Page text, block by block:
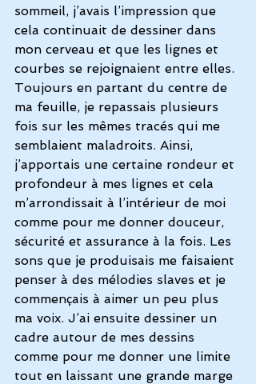
sommeil, j’avais l’impression que
cela continuait de dessiner dans
mon cerveau et que les lignes et
courbes se rejoignaient entre elles.
Toujours en partant du centre de
ma feuille, je repassais plusieurs
fois sur les mêmes tracés qui me
semblaient maladroits. Ainsi,
j’apportais une certaine rondeur et
profondeur à mes lignes et cela
m’arrondissait à l’intérieur de moi
comme pour me donner douceur,
sécurité et assurance à la fois. Les
sons que je produisais me faisaient
penser à des mélodies slaves et je
commençais à aimer un peu plus
ma voix. J’ai ensuite dessiner un
cadre autour de mes dessins
comme pour me donner une limite
tout en laissant une grande marge